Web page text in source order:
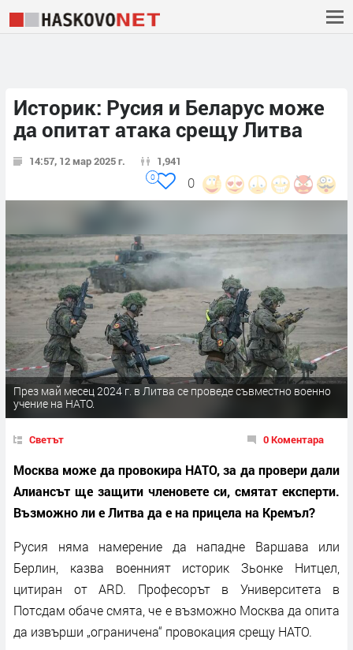
Историк: Русия и Беларус може
да опитат атака срещу Литва
14:57, 12 мар 2025 г. 1,941
0
0
През май месец 2024 г. в Литва се проведе съвместно военно
учение на НАТО.
Светът 0 Коментара
Москва може да провокира НАТО, за да провери дали
Алиансът ще защити членовете си, смятат експерти.
Възможно ли е Литва да е на прицела на Кремъл?
Русия няма намерение да нападне Варшава или
Берлин, казва военният историк Зьонке Нитцел,
цитиран от ARD. Професорът в Университета в
Потсдам обаче смята, че е възможно Москва да опита
да извърши „ограничена“ провокация срещу НАТО.